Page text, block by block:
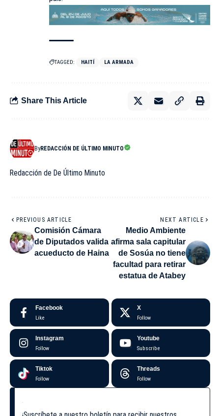
TAGGED: HAITÍ LA ARMADA
Share This Article
ByREDACCIÓN DE ÚLTIMO MINUTO
Redacción de De Último Minuto
PREVIOUS ARTICLE
Comisión Cámara
de Diputados valida
acueducto de Haina
NEXT ARTICLE
Medio Ambiente
afirma sala capitular
de Sosúa no tiene
facultad para retirar
estatua de Atabey
Facebook
Like
X
Follow
Instagram
Follow
Youtube
Subscribe
Tiktok
Follow
Threads
Follow